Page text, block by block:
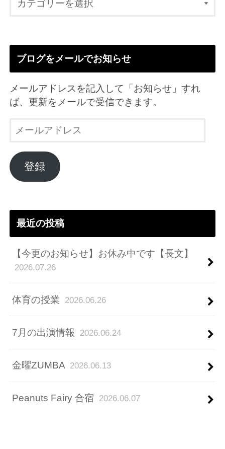
ブログをメールでお知らせ
メールアドレスを記入して「お知らせ」すれ
ば、更新をメールで受信できます。
ル
ア
ド
登録
最近の投稿
【今更のお知らせ】お休み中です【長文】
2026.07.26
体育の授業 2026.06.26
7月の出演情報 2026.06.24
金曜ZUMBA 2026.06.13
Peanuts Fairy 合宿 2026.06.07